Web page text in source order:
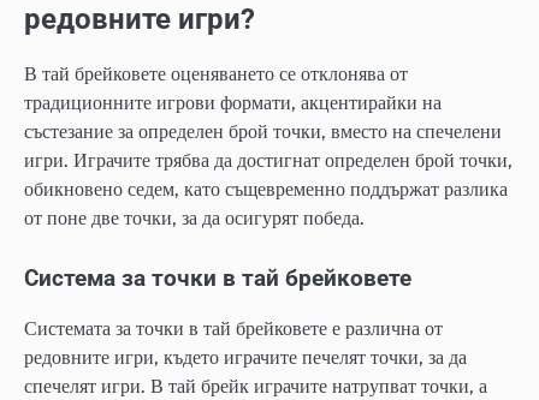
редовните игри?
В тай брейковете оценяването се отклонява от
традиционните игрови формати, акцентирайки на
състезание за определен брой точки, вместо на спечелени
игри. Играчите трябва да достигнат определен брой точки,
обикновено седем, като същевременно поддържат разлика
от поне две точки, за да осигурят победа.
Система за точки в тай брейковете
Системата за точки в тай брейковете е различна от
редовните игри, където играчите печелят точки, за да
спечелят игри. В тай брейк играчите натрупват точки, а